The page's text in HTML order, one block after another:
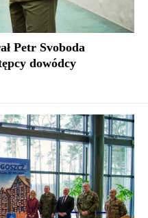
Petr Svoboda
dowódcy